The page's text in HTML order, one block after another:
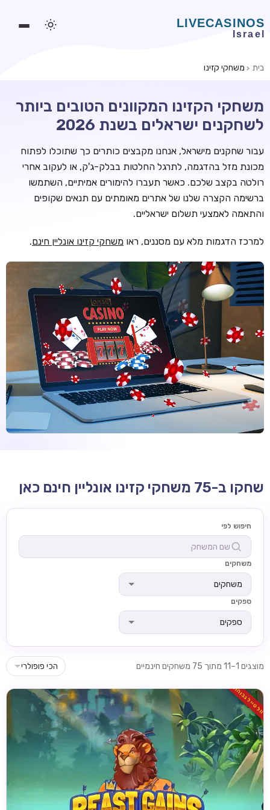
משחקים חינמיים
סלוטים אונליין
מדריכי קזינו
מונדיאל 2026 הימורים
בלאקג'ק אונליין
וידאו פוקר
בונוסים בקזינו אונליין
קזינו קריפטו
טורנירי קזינו
הימורי ספורט
צור קשר
טיפים
בית משחקי קזינו
משחקי הקזינו המקוונים הטובים ביותר
לשחקנים ישראלים בשנת 2026
עבור שחקנים מישראל, אנחנו מקבצים כותרים כך שתוכלו לפתוח
מכונת מזל בהדגמה, לתרגל החלטות בבלק-ג'ק, או לעקוב אחרי
רולטה בקצב שלכם. כאשר תעברו להימורים אמיתיים, השתמשו
ברשימה הקצרה שלנו של אתרים מאומתים עם תנאים שקופים
והתאמה לאמצעי תשלום ישראליים.
למרכז הדגמות מלא עם מסננים, ראו משחקי קזינו אונליין חינם.
שחקו ב-75 משחקי קזינו אונליין חינם כאן
חיפוש לפי
משחקים
משחקים
ספקים
ספקים
מוצגים 1–11 מתוך 75 משחקים חינמיים הכי פופולרי
וולטייל גבוהה